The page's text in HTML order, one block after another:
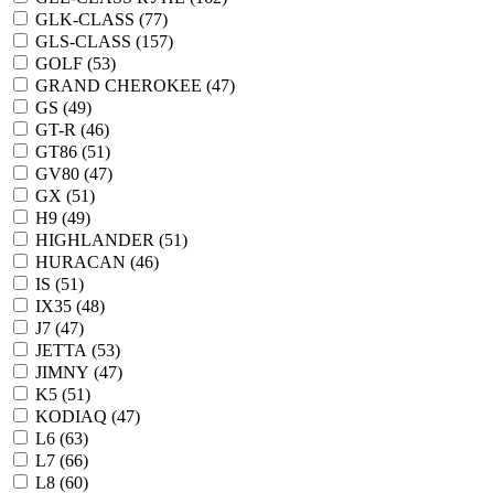
GLK-CLASS (77)
GLS-CLASS (157)
GOLF (53)
GRAND CHEROKEE (47)
GS (49)
GT-R (46)
GT86 (51)
GV80 (47)
GX (51)
H9 (49)
HIGHLANDER (51)
HURACAN (46)
IS (51)
IX35 (48)
J7 (47)
JETTA (53)
JIMNY (47)
K5 (51)
KODIAQ (47)
L6 (63)
L7 (66)
L8 (60)